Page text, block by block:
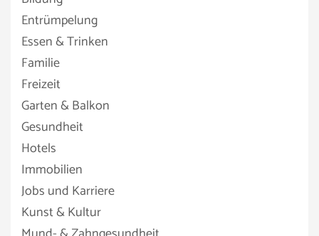
Entrümpelung
Essen & Trinken
Familie
Freizeit
Garten & Balkon
Gesundheit
Hotels
Immobilien
Jobs und Karriere
Kunst & Kultur